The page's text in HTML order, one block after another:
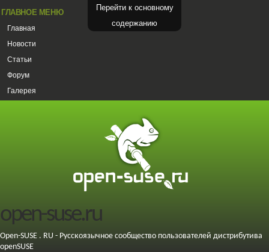
Перейти к основному
содержанию
ГЛАВНОЕ МЕНЮ
Главная
Новости
Статьи
Форум
Галерея
open-suse.ru
Open-SUSE . RU - Русскоязычное сообщество пользователей дистрибутива
openSUSE